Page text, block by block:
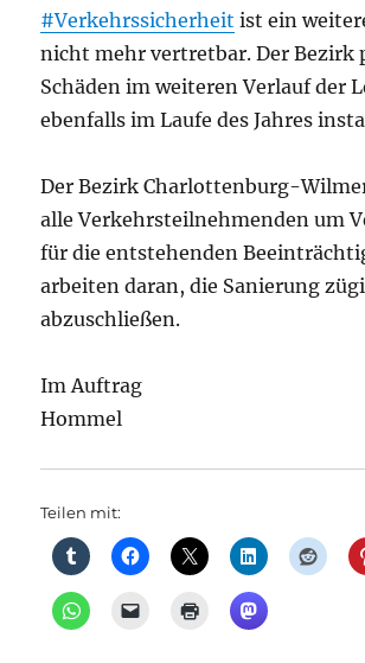
#Verkehrssicherheit ist ein
nicht mehr vertretbar. Der Bezirk
Schäden im weiteren Verlauf der
ebenfalls im Laufe des Jahres
Der Bezirk Charlottenburg-
alle Verkehrsteilnehmenden um
für die entstehenden
arbeiten daran, die Sanierung
abzuschließen.
Im Auftrag
Hommel
Teilen mit: